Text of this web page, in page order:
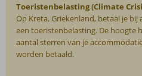
Toeristenbelasting (Climate
Op Kreta, Griekenland, betaal je
een toeristenbelasting. De hoogte
aantal sterren van je
worden betaald.